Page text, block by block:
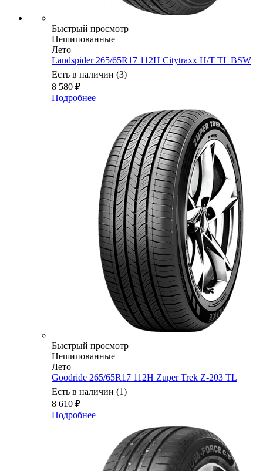
Быстрый просмотр
Нешипованные
Лето
Landspider 265/65R17 112H Citytraxx H/T TL BSW
Есть в наличии (3)
8 580 ₽
Подробнее
Быстрый просмотр
Нешипованные
Лето
Goodride 265/65R17 112H Zuper Trek Z-203 TL
Есть в наличии (1)
8 610 ₽
Подробнее